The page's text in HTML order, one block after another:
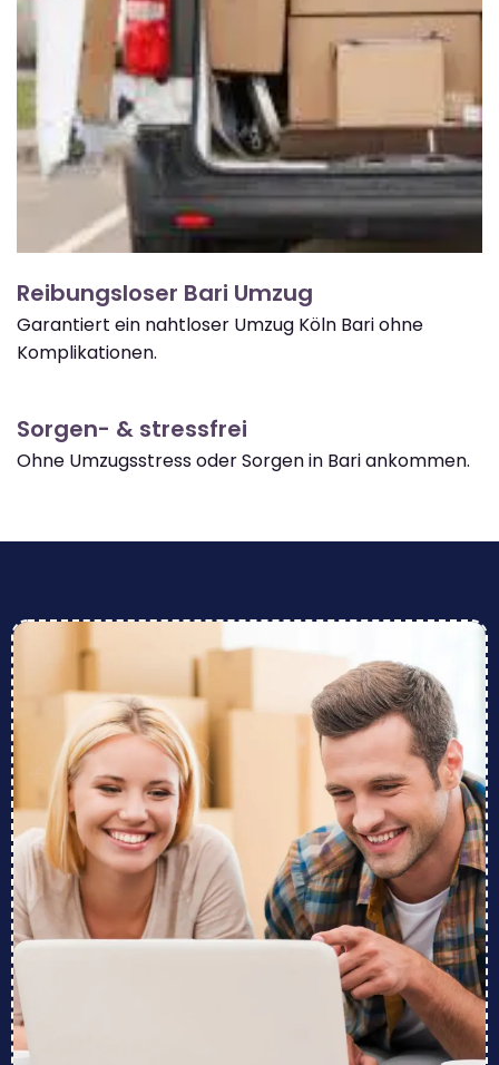
Reibungsloser Bari Umzug
Garantiert ein nahtloser Umzug Köln Bari ohne
Komplikationen.
Sorgen- & stressfrei
Ohne Umzugsstress oder Sorgen in Bari ankommen.